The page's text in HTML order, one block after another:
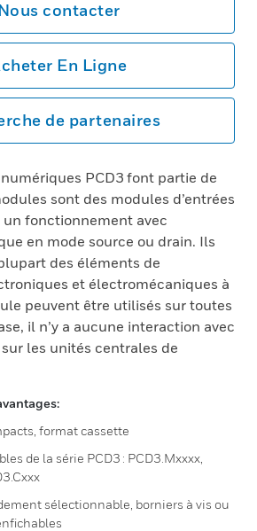
contacter
En Ligne
de partenaires
PCD3 font partie de
sont des modules d’entrées
fonctionnement avec
en mode source ou drain. Ils
des éléments de
et électromécaniques à
peuvent être utilisés sur toutes
il n’y a aucune interaction avec
les unités centrales de
format cassette
de la série PCD3 : PCD3.Mxxxx,
sélectionnable, borniers à vis ou